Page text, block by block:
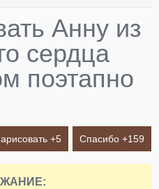
Анну из
сердца
поэтапно
+5 Спасибо +159